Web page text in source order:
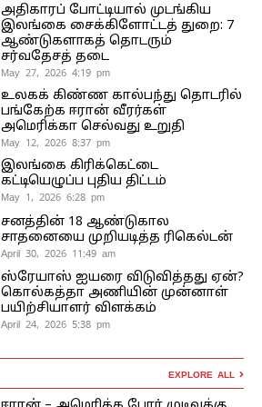
அதிகாரப் போட்டியால் முடங்கிய
இலங்கை சைக்கிளோட்டத் துறை: 7
ஆண்டுகளாகத் தொடரும்
சர்வதேசத் தடை
May 27, 2026 4:19 pm
உலகக் கிண்ண கால்பந்து தொடரில்
பங்கேற்க ஈரான் வீரர்கள்
அமெரிக்கா செல்வது உறுதி
May 12, 2026 8:37 pm
இலங்கை கிரிக்கெட்டை
கட்டியெழுப்ப புதிய திட்டம்
May 1, 2026 6:28 pm
சனத்தின் 18 ஆண்டுகால
சாதனையை முறியடித்த ரிகெல்டன்
April 30, 2026 11:49 am
ஸ்ரேயாஸ் ஐயரை விடுவித்தது ஏன்?
கொல்கத்தா அணியின் முன்னாள்
பயிற்சியாளர் விளக்கம்
April 24, 2026 5:38 pm
EXPLORE ALL